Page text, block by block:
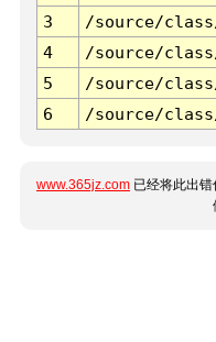
3 /source/
4
/source/
5
/source/
6
/source/
www.365jz.com 已经将此出